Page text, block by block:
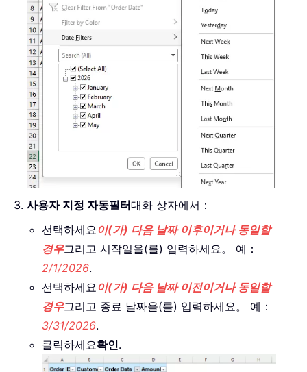
사용자 지정 자동필터대화 상자에서：
선택하세요 이(가) 다음 날짜 이후이거나 동일할
경우그리고 시작일을(를) 입력하세요。 예：
2/1/2026.
선택하세요 이(가) 다음 날짜 이전이거나 동일할
경우그리고 종료 날짜을(를) 입력하세요。 예：
3/31/2026.
클릭하세요확인.